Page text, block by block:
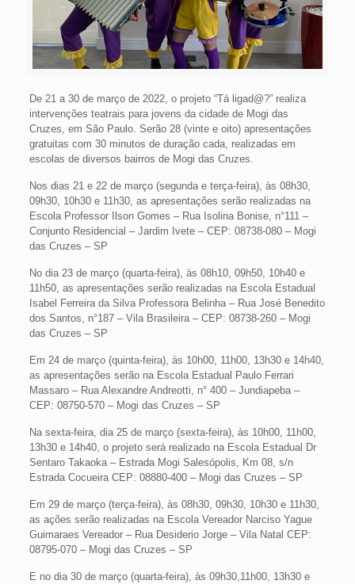
De 21 a 30 de março de 2022, o projeto “Tá ligad@?” realiza
intervenções teatrais para jovens da cidade de Mogi das
Cruzes, em São Paulo. Serão 28 (vinte e oito) apresentações
gratuitas com 30 minutos de duração cada, realizadas em
escolas de diversos bairros de Mogi das Cruzes.
Nos dias 21 e 22 de março (segunda e terça-feira), às 08h30,
09h30, 10h30 e 11h30, as apresentações serão realizadas na
Escola Professor Ilson Gomes – Rua Isolina Bonise, n°111 –
Conjunto Residencial – Jardim Ivete – CEP: 08738-080 – Mogi
das Cruzes – SP
No dia 23 de março (quarta-feira), às 08h10, 09h50, 10h40 e
11h50, as apresentações serão realizadas na Escola Estadual
Isabel Ferreira da Silva Professora Belinha – Rua José Benedito
dos Santos, n°187 – Vila Brasileira – CEP: 08738-260 – Mogi
das Cruzes – SP
Em 24 de março (quinta-feira), às 10h00, 11h00, 13h30 e 14h40,
as apresentações serão na Escola Estadual Paulo Ferrari
Massaro – Rua Alexandre Andreotti, n° 400 – Jundiapeba –
CEP: 08750-570 – Mogi das Cruzes – SP
Na sexta-feira, dia 25 de março (sexta-feira), às 10h00, 11h00,
13h30 e 14h40, o projeto será realizado na Escola Estadual Dr
Sentaro Takaoka – Estrada Mogi Salesópolis, Km 08, s/n
Estrada Cocueira CEP: 08880-400 – Mogi das Cruzes – SP
Em 29 de março (terça-feira), às 08h30, 09h30, 10h30 e 11h30,
as ações serão realizadas na Escola Vereador Narciso Yague
Guimaraes Vereador – Rua Desiderio Jorge – Vila Natal CEP:
08795-070 – Mogi das Cruzes – SP
E no dia 30 de março (quarta-feira), às 09h30,11h00, 13h30 e